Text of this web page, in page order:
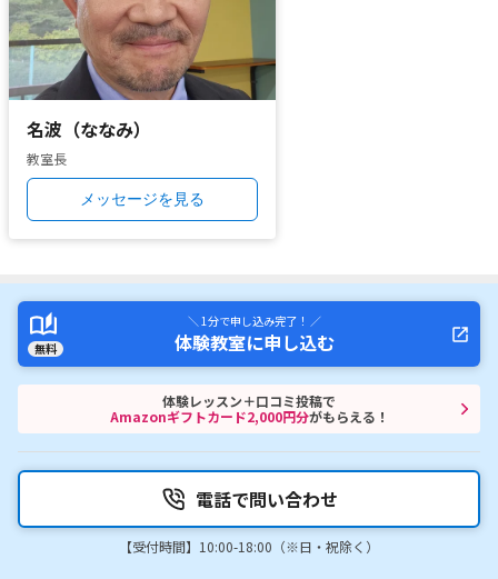
名波（ななみ）
教室長
メッセージを見る
無料
＼ 1分で申し込み完了！ ／
体験教室に申し込む
体験レッスン＋口コミ投稿で
Amazonギフトカード2,000円分がもらえる！
電話で問い合わせ
【受付時間】10:00-18:00（※日・祝除く）